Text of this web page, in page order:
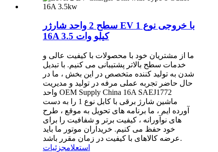
سطح 2 واحد شارژر EV با خروجی نوع 1
16A 3.5 کیلو وات
ما از مشتریان خود با محصولات با کیفیت عالی و
خدمات سطح بالاتر پشتیبانی می کنیم. با تبدیل
شدن به تولید کننده متخصص در این بخش ، ما در
حال حاضر تجربه عملی مرفه در تولید و مدیریت
واحد OEM Supply China 16A SAEJ1772
ماشین شارژ برقی با کابل نوع 1 را به دست
آورده ایم ، ما برنامه های تحویل به موقع ، طرح
های نوآورانه ، کیفیت برتر و شفافیت را برای
خود حفظ می کنیم. خریداران موتور ما باید
عرضه کالاهای با کیفیت در زمان مقرر باشد.
استعلامجزئیات